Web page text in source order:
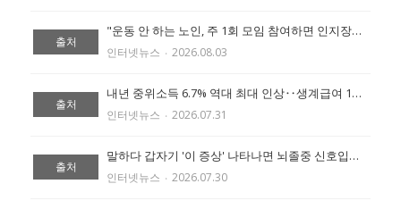
출처
"운동 안 하는 노인, 주 1회 모임 참여하면 인지장애 위험 절반 낮아" (출처:에이블 뉴스)
인터넷뉴스 ‧ 2026.08.03
출처
내년 중위소득 6.7% 역대 최대 인상‥생계급여 1인가구 87만원 (출처:에이블 뉴스)
인터넷뉴스 ‧ 2026.07.31
출처
말하다 갑자기 '이 증상' 나타나면 뇌졸중 신호입니다 (출처:에이블 뉴스)
인터넷뉴스 ‧ 2026.07.30